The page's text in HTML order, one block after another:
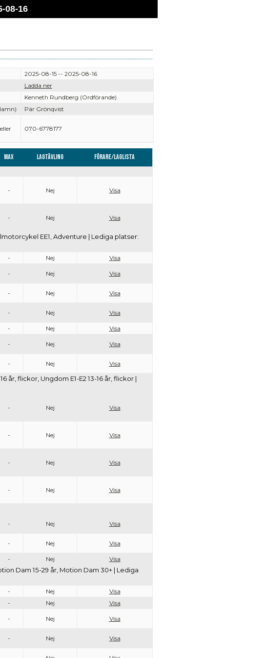
08-16
2025-08-15 -- 2025-08-16
Ladda ner
Kenneth Rundberg (Ordförande)
Pär Grönqvist
070-6778177
Max Lagtävling Förare/Laglista
- Nej Visa
- Nej Visa
EE1, Adventure | Lediga platser:
- Nej
Visa
- Nej Visa
- Nej Visa
- Nej Visa
- Nej
Visa
- Nej Visa
- Nej Visa
år, flickor, Ungdom E1-E2 13-16 år, flickor |
- Nej Visa
- Nej Visa
- Nej Visa
- Nej Visa
- Nej Visa
- Nej Visa
- Nej Visa
Dam 15-29 år, Motion Dam 30+ | Lediga
- Nej
Visa
- Nej
Visa
- Nej Visa
- Nej Visa